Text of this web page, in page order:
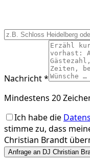
Nachricht *
Mindestens 20
Ich habe die
stimme zu, dass
Christian Brandt
Anfrage an DJ Christian